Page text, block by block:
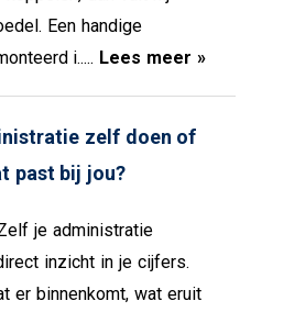
Een handige
i..... Lees meer »
zelf doen of
past bij jou?
je administratie
inzicht in je cijfers.
er binnenkomt, wat eruit